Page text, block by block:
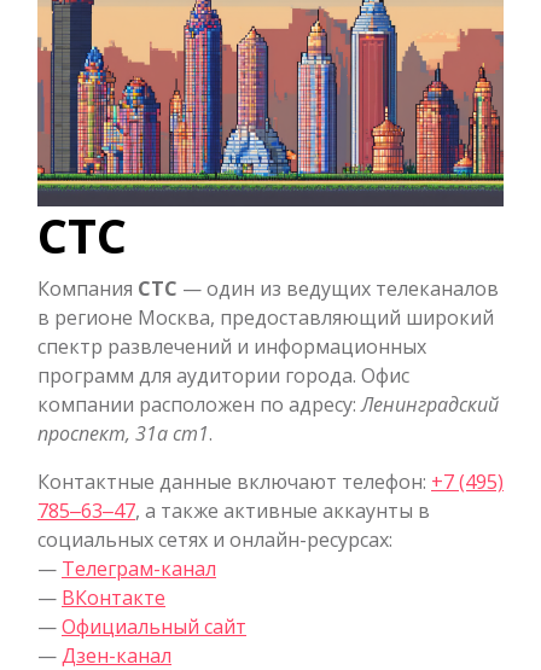
СТС
Компания СТС — один из ведущих телеканалов
в регионе Москва, предоставляющий широкий
спектр развлечений и информационных
программ для аудитории города. Офис
компании расположен по адресу:Ленинградский
проспект, 31а ст1.
Контактные данные включают телефон: +7 (495)
785‒63‒47, а также активные аккаунты в
социальных сетях и онлайн-ресурсах:
— Телеграм-канал
— ВКонтакте
—Официальный сайт
—Дзен-канал